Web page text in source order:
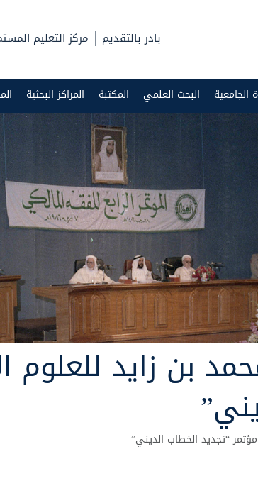
بادر بالتقديم مركز التعليم
الجامعية البحث العلمي المكتبة المراكز البحثية
بن زايد للعلوم
“تجديد الخطاب الديني”